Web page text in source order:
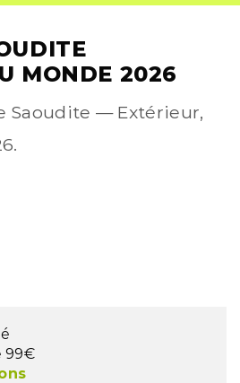
MONDE 2026
Saoudite — Extérieur,
99€